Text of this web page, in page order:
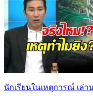
นักเรียนในเหตุการณ์ เล่